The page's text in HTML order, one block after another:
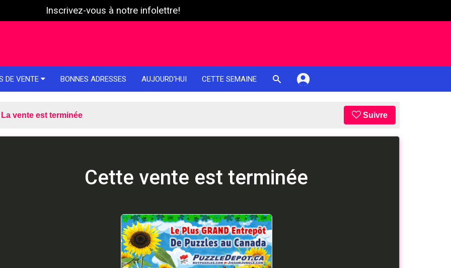
Inscrivez-vous à notre infolettre!
DE VENTE BONNES ADRESSES AUJOURD'HUI CETTE SEMAINE
La vente est terminée Suivre
Cette vente est terminée